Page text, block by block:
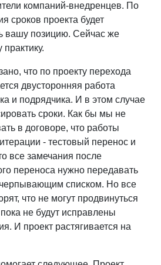
компаний-внедренцев. По
сроков проекта будет
вашу позицию. Сейчас же
что по проекту перехода
двусторонняя работа
и подрядчика. И в этом случае
сроки. Как бы мы не
в договоре, что работы
- тестовый перенос и
все замечания после
переноса нужно передавать
списком. Но все
что не могут продвинуться
не будут исправлены
И проект растягивается на